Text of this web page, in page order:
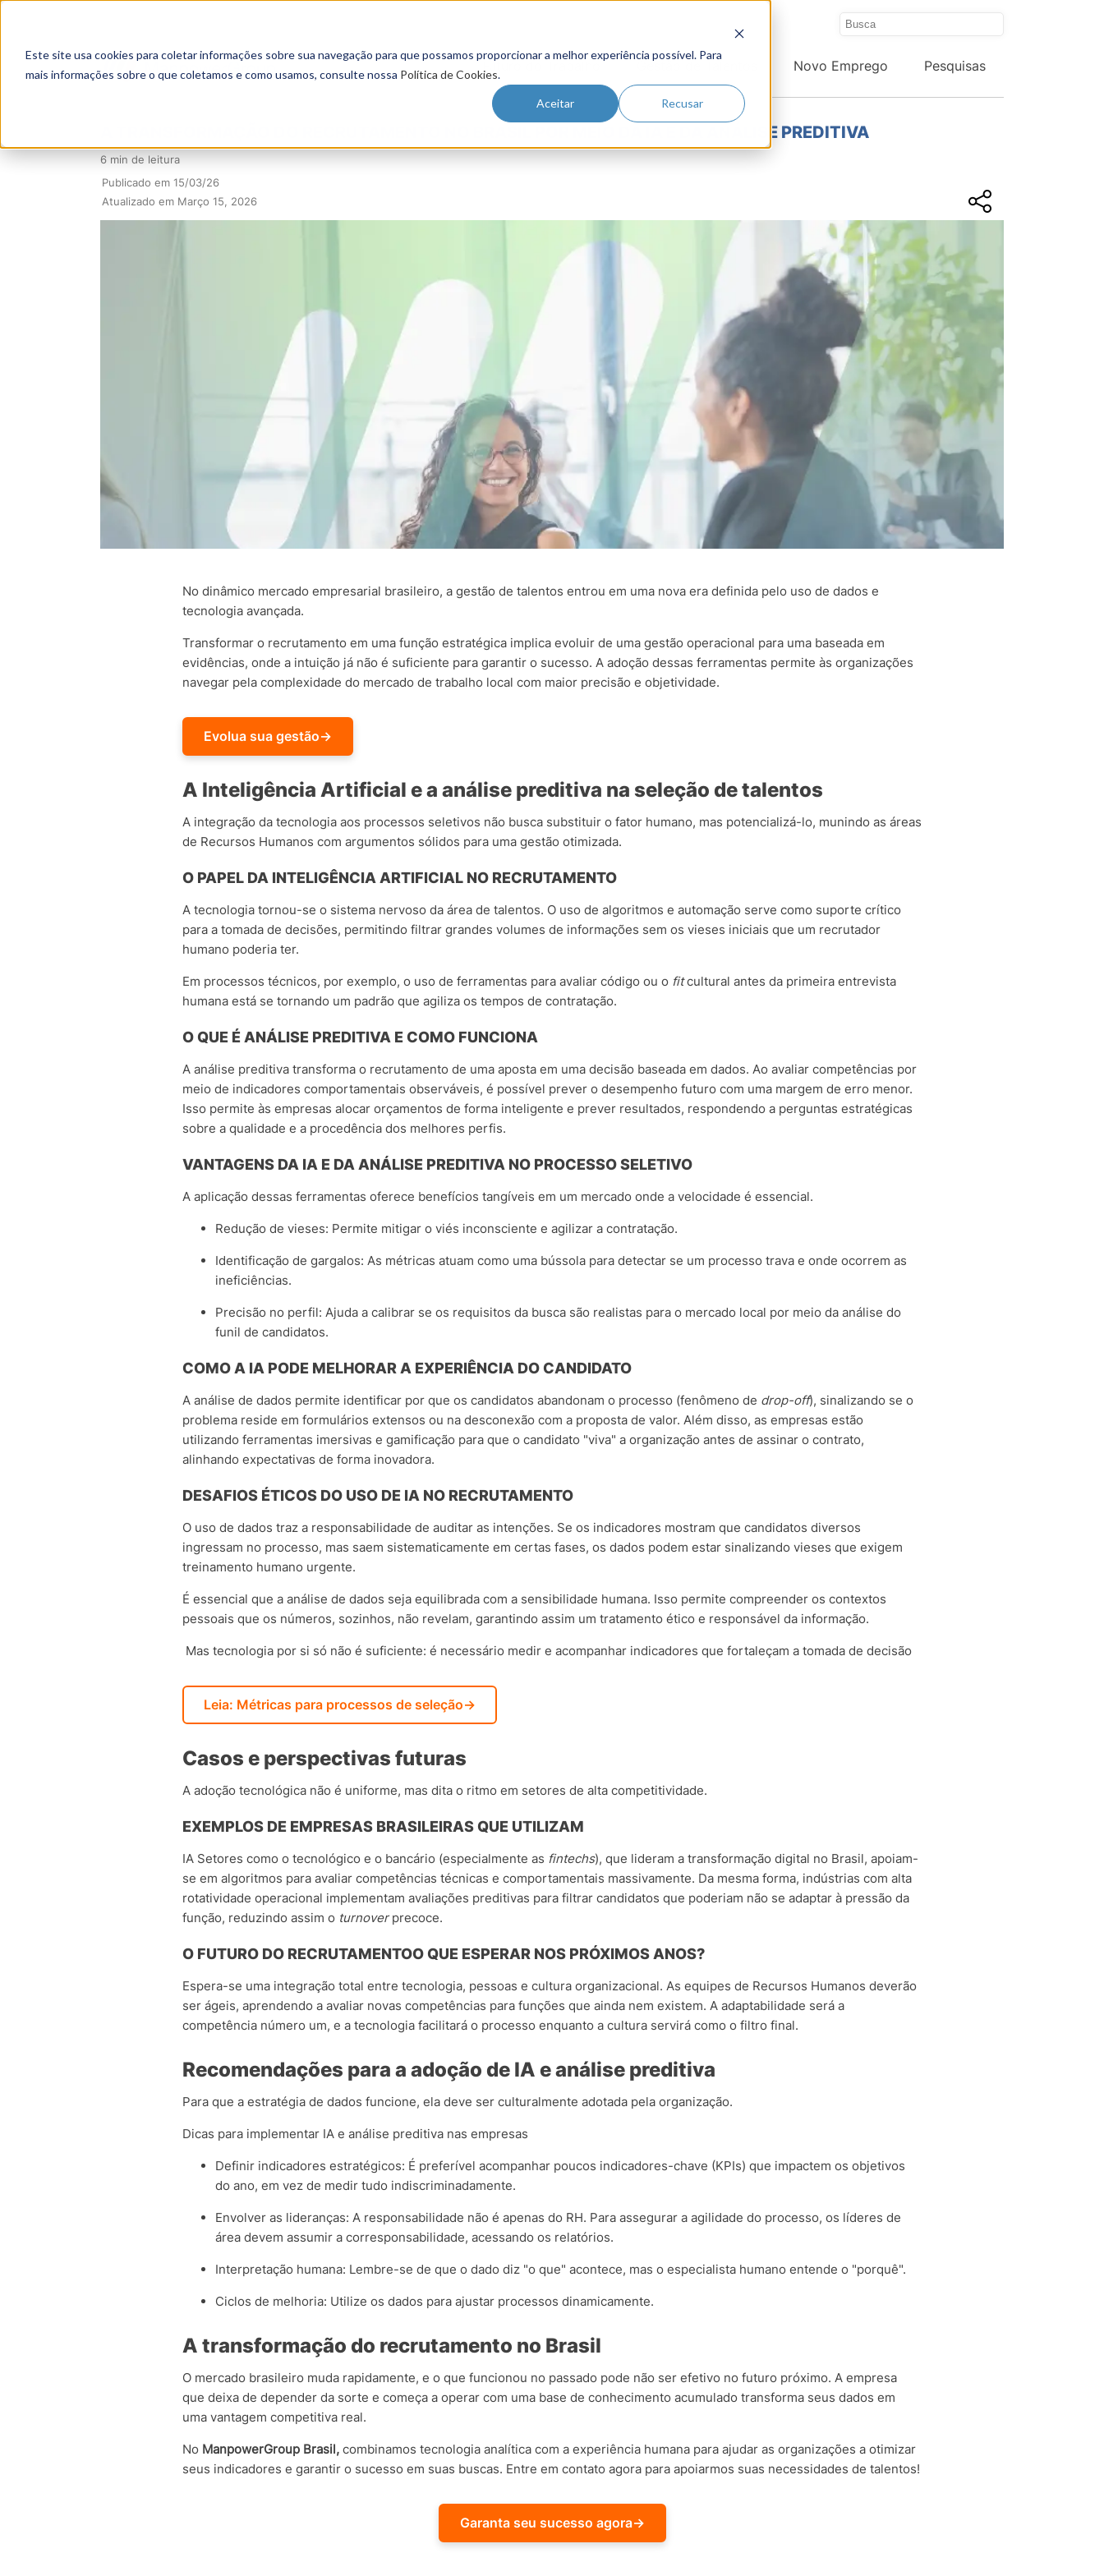
Este site usa cookies para coletar informações sobre sua navegação para que possamos proporcionar a melhor experiência possível. Para
mais informações sobre o que coletamos e como usamos, consulte nossa Política de Cookies.
Aceitar Recusar
Futuro do Trabalho Gestão de Talentos Novo Emprego Pesquisas
A TRANSFORMAÇÃO DO RECRUTAMENTO NO BRASIL POR MEIO DA IA E DA ANÁLISE PREDITIVA
6 min de leitura
Publicado em 15/03/26
Atualizado em Março 15, 2026
No dinâmico mercado empresarial brasileiro, a gestão de talentos entrou em uma nova era definida pelo uso de dados e
tecnologia avançada.
Transformar o recrutamento em uma função estratégica implica evoluir de uma gestão operacional para uma baseada em
evidências, onde a intuição já não é suficiente para garantir o sucesso. A adoção dessas ferramentas permite às organizações
navegar pela complexidade do mercado de trabalho local com maior precisão e objetividade.
Evolua sua gestão→
A Inteligência Artificial e a análise preditiva na seleção de talentos
A integração da tecnologia aos processos seletivos não busca substituir o fator humano, mas potencializá-lo, munindo as áreas
de Recursos Humanos com argumentos sólidos para uma gestão otimizada.
O PAPEL DA INTELIGÊNCIA ARTIFICIAL NO RECRUTAMENTO
A tecnologia tornou-se o sistema nervoso da área de talentos. O uso de algoritmos e automação serve como suporte crítico
para a tomada de decisões, permitindo filtrar grandes volumes de informações sem os vieses iniciais que um recrutador
humano poderia ter.
Em processos técnicos, por exemplo, o uso de ferramentas para avaliar código ou o fitcultural antes da primeira entrevista
humana está se tornando um padrão que agiliza os tempos de contratação.
O QUE É ANÁLISE PREDITIVA E COMO FUNCIONA
A análise preditiva transforma o recrutamento de uma aposta em uma decisão baseada em dados. Ao avaliar competências por
meio de indicadores comportamentais observáveis, é possível prever o desempenho futuro com uma margem de erro menor.
Isso permite às empresas alocar orçamentos de forma inteligente e prever resultados, respondendo a perguntas estratégicas
sobre a qualidade e a procedência dos melhores perfis.
VANTAGENS DA IA E DA ANÁLISE PREDITIVA NO PROCESSO SELETIVO
A aplicação dessas ferramentas oferece benefícios tangíveis em um mercado onde a velocidade é essencial.
Redução de vieses: Permite mitigar o viés inconsciente e agilizar a contratação.
Identificação de gargalos: As métricas atuam como uma bússola para detectar se um processo trava e onde ocorrem as
ineficiências.
Precisão no perfil: Ajuda a calibrar se os requisitos da busca são realistas para o mercado local por meio da análise do
funil de candidatos.
COMO A IA PODE MELHORAR A EXPERIÊNCIA DO CANDIDATO
A análise de dados permite identificar por que os candidatos abandonam o processo (fenômeno de drop-off), sinalizando se o
problema reside em formulários extensos ou na desconexão com a proposta de valor. Além disso, as empresas estão
utilizando ferramentas imersivas e gamificação para que o candidato "viva" a organização antes de assinar o contrato,
alinhando expectativas de forma inovadora.
DESAFIOS ÉTICOS DO USO DE IA NO RECRUTAMENTO
O uso de dados traz a responsabilidade de auditar as intenções. Se os indicadores mostram que candidatos diversos
ingressam no processo, mas saem sistematicamente em certas fases, os dados podem estar sinalizando vieses que exigem
treinamento humano urgente.
É essencial que a análise de dados seja equilibrada com a sensibilidade humana. Isso permite compreender os contextos
pessoais que os números, sozinhos, não revelam, garantindo assim um tratamento ético e responsável da informação.
Mas tecnologia por si só não é suficiente: é necessário medir e acompanhar indicadores que fortaleçam a tomada de decisão
Leia: Métricas para processos de seleção→
Casos e perspectivas futuras
A adoção tecnológica não é uniforme, mas dita o ritmo em setores de alta competitividade.
EXEMPLOS DE EMPRESAS BRASILEIRAS QUE UTILIZAM
IA Setores como o tecnológico e o bancário (especialmente as fintechs), que lideram a transformação digital no Brasil, apoiam-
se em algoritmos para avaliar competências técnicas e comportamentais massivamente. Da mesma forma, indústrias com alta
rotatividade operacional implementam avaliações preditivas para filtrar candidatos que poderiam não se adaptar à pressão da
função, reduzindo assim o turnoverprecoce.
O FUTURO DO RECRUTAMENTOO QUE ESPERAR NOS PRÓXIMOS ANOS?
Espera-se uma integração total entre tecnologia, pessoas e cultura organizacional. As equipes de Recursos Humanos deverão
ser ágeis, aprendendo a avaliar novas competências para funções que ainda nem existem. A adaptabilidade será a
competência número um, e a tecnologia facilitará o processo enquanto a cultura servirá como o filtro final.
Recomendações para a adoção de IA e análise preditiva
Para que a estratégia de dados funcione, ela deve ser culturalmente adotada pela organização.
Dicas para implementar IA e análise preditiva nas empresas
Definir indicadores estratégicos: É preferível acompanhar poucos indicadores-chave (KPIs) que impactem os objetivos
do ano, em vez de medir tudo indiscriminadamente.
Envolver as lideranças: A responsabilidade não é apenas do RH. Para assegurar a agilidade do processo, os líderes de
área devem assumir a corresponsabilidade, acessando os relatórios.
Interpretação humana: Lembre-se de que o dado diz "o que" acontece, mas o especialista humano entende o "porquê".
Ciclos de melhoria: Utilize os dados para ajustar processos dinamicamente.
A transformação do recrutamento no Brasil
O mercado brasileiro muda rapidamente, e o que funcionou no passado pode não ser efetivo no futuro próximo. A empresa
que deixa de depender da sorte e começa a operar com uma base de conhecimento acumulado transforma seus dados em
uma vantagem competitiva real.
No ManpowerGroup Brasil, combinamos tecnologia analítica com a experiência humana para ajudar as organizações a otimizar
seus indicadores e garantir o sucesso em suas buscas. Entre em contato agora para apoiarmos suas necessidades de talentos!
Garanta seu sucesso agora→